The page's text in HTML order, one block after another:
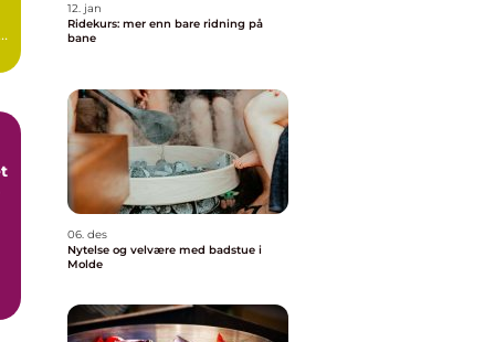
12. jan
Ridekurs: mer enn bare ridning på
bane
06. des
Nytelse og velvære med badstue i
Molde